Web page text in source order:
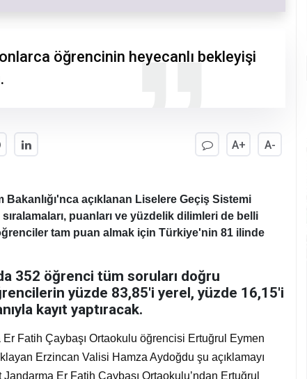
öğrencinin heyecanlı bekleyişi
A+ A-
açıklanan Liselere Geçiş Sistemi
puanları ve yüzdelik dilimleri de belli
tam puan almak için Türkiye'nin 81 ilinde
352 öğrenci tüm soruları doğru
yüzde 83,85'i yerel, yüzde 16,15'i
kayıt yaptıracak.
Fatih Çaybaşı Ortaokulu öğrencisi Ertuğrul Eymen
Erzincan Valisi Hamza Aydoğdu şu açıklamayı
Er Fatih Çaybaşı Ortaokulu’ndan Ertuğrul